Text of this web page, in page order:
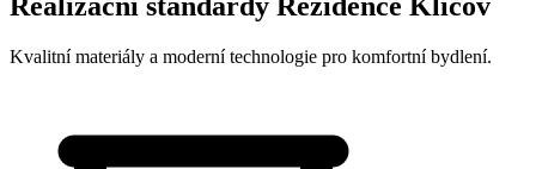
Kvalitní materiály a moderní technologie pro komfortní bydlení.